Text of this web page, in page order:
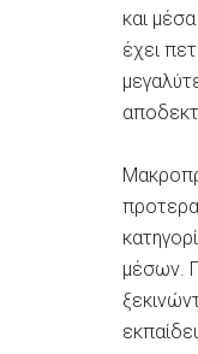
και
έχει
μέσων.